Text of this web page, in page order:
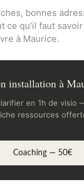
bonnes
ce qu’il faut
à Maurice.
installation à
en 1h de visio
ressources
Coaching — 50€